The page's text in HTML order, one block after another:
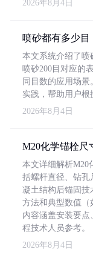
2026年8月4日
喷砂都有多少目
本文系统介绍了喷
喷砂200目对应的
同目数的应用场景
实践，帮助用户根
2026年8月4日
M20化学锚栓尺
本文详细解析M20
括螺杆直径、钻孔
凝土结构后锚固技
方法和典型数值（
内容涵盖安装要
程技术人员参考。
2026年8月4日